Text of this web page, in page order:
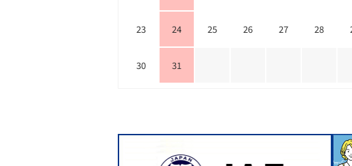
23 24 25 26 27 28
30 31